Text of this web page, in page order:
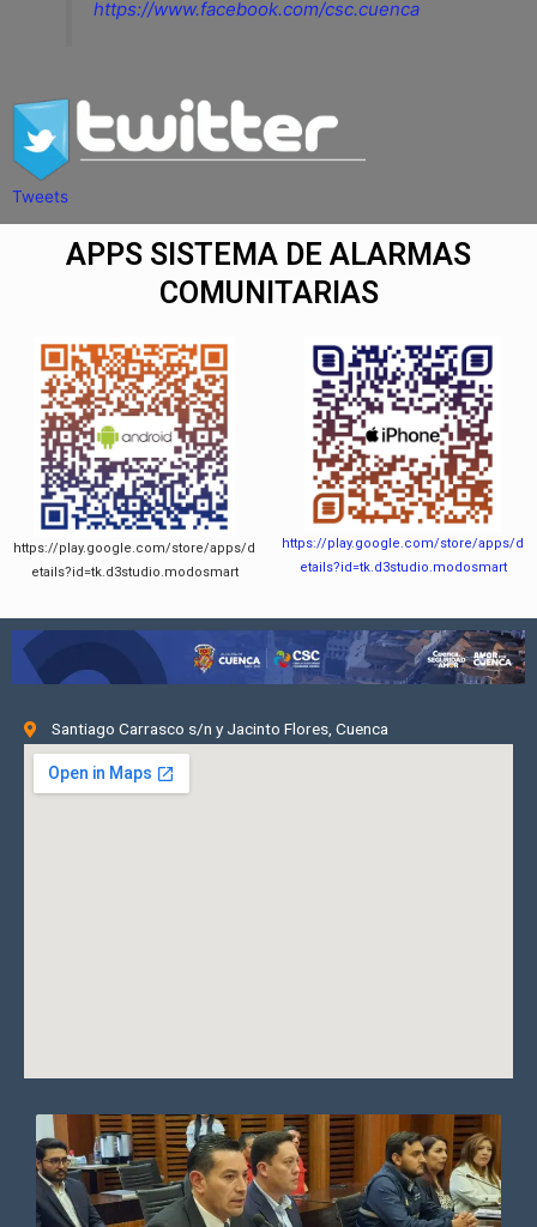
https://www.facebook.com/csc.cuenca
Tweets
APPS SISTEMA DE ALARMAS
COMUNITARIAS
https://play.google.com/store/apps/d
etails?id=tk.d3studio.modosmart
https://play.google.com/store/apps/d
etails?id=tk.d3studio.modosmart
Santiago Carrasco s/n y Jacinto Flores, Cuenca